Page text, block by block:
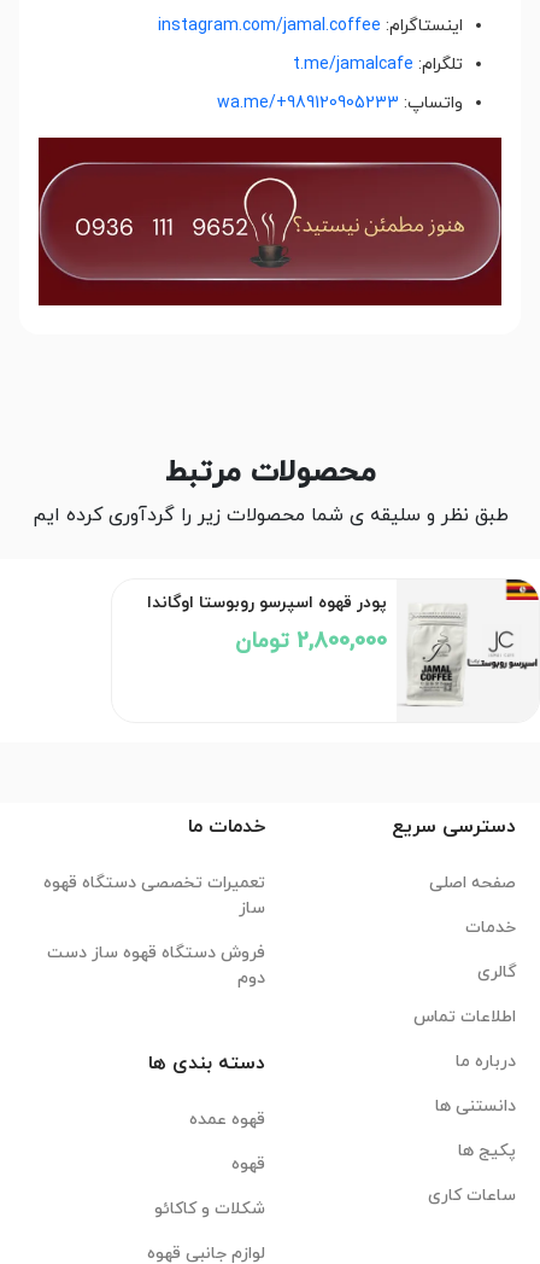
اینستاگرام: instagram.com/jamal.coffee
تلگرام: t.me/jamalcafe
واتساپ: wa.me/+989120905233
محصولات مرتبط
طبق نظر و سلیقه ی شما محصولات زیر را گردآوری کرده ایم
پودر قهوه اسپرسو روبوستا اوگاندا
2,800,000 تومان
دسترسی سریع
صفحه اصلی
خدمات
گالری
اطلاعات تماس
درباره ما
دانستنی ها
پکیج ها
ساعات کاری
خدمات ما
تعمیرات تخصصی دستگاه قهوه
ساز
فروش دستگاه قهوه ساز دست
دوم
دسته بندی ها
قهوه عمده
قهوه
شکلات و کاکائو
لوازم جانبی قهوه